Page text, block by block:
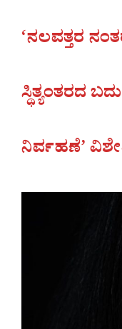
‘ನಲವತ್ತರ
ಸ್ಥಿತ್ಯಂತರದ
ನಿರ್ವಹಣೆ’